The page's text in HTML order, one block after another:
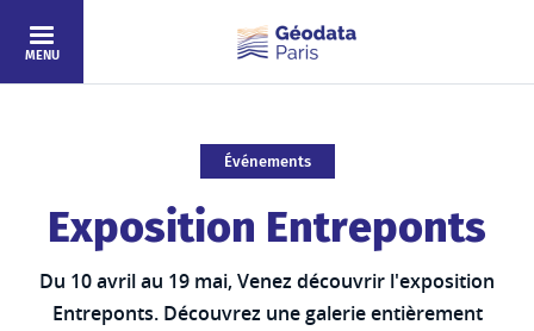
Aller au contenu principal
MENU
Événements
Exposition Entreponts
Du 10 avril au 19 mai, Venez découvrir l'exposition
Entreponts. Découvrez une galerie entièrement